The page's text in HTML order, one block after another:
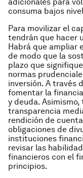
consuma bajos
Para movilizar el
tendrán que hacer
Habrá que ampliar
de modo que la
plazo que
normas
inversión. A través
fomentar la
y deuda.
transparencia
rendición de
obligaciones de
instituciones
revisar las
financieros con el
principios.